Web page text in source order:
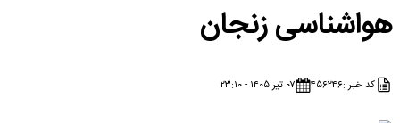
هواشناسی زنجان
کد خبر :۴۵۶۲۴۶ ۰۷ تیر ۱۴۰۵ - ۲۳:۱۰